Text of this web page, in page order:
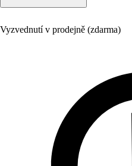
Vyzvednutí v prodejně (zdarma)